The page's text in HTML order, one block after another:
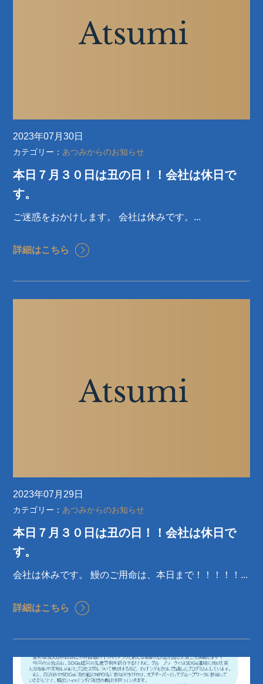
2023年07月30日
カテゴリー： あつみからのお知らせ
本日７月３０日は丑の日！！会社は休日で
す。
ご迷惑をおかけします。 会社は休みです。...
詳細はこちら
2023年07月29日
カテゴリー： あつみからのお知らせ
本日７月３０日は丑の日！！会社は休日で
す。
会社は休みです。 鰻のご用命は、本日まで！！！！！...
詳細はこちら